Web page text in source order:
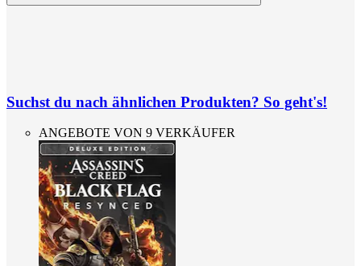
Suchst du nach ähnlichen Produkten? So geht's!
ANGEBOTE VON 9 VERKÄUFER